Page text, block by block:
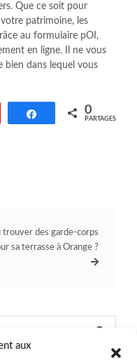
aux
Que ce soit pour
patrimoine, les
au formulaire pOI,
en ligne. Il ne vous
bien dans lequel vous
Partagez 0
PARTAGES
trouver des garde-corps
sa terrasse à Orange ?